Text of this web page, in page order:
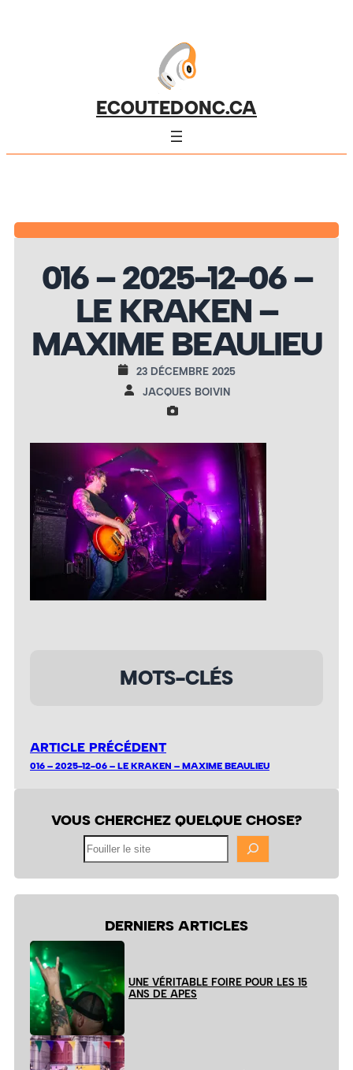
ECOUTEDONC.CA
016 – 2025-12-06 –
LE KRAKEN –
MAXIME BEAULIEU
23 DÉCEMBRE 2025
JACQUES BOIVIN
MOTS-CLÉS
ARTICLE PRÉCÉDENT
016 – 2025-12-06 – LE KRAKEN – MAXIME BEAULIEU
VOUS CHERCHEZ QUELQUE CHOSE?
DERNIERS ARTICLES
UNE VÉRITABLE FOIRE POUR LES 15
ANS DE APES